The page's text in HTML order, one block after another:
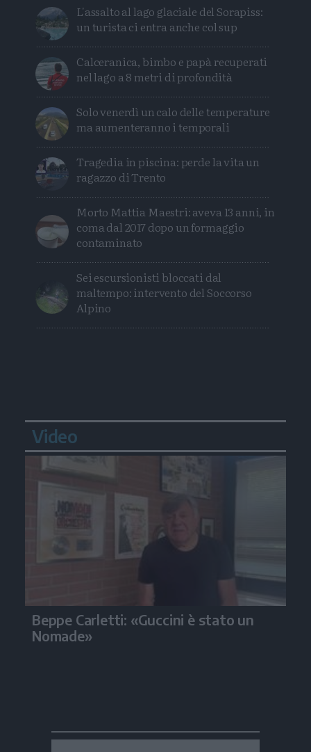
L'assalto al lago glaciale del Sorapiss:
un turista ci entra anche col sup
Calceranica, bimbo e papà recuperati
nel lago a 8 metri di profondità
Solo venerdì un calo delle temperature
ma aumenteranno i temporali
Tragedia in piscina: perde la vita un
ragazzo di Trento
Morto Mattia Maestri: aveva 13 anni, in
coma dal 2017 dopo un formaggio
contaminato
Sei escursionisti bloccati dal
maltempo: intervento del Soccorso
Alpino
Video
Beppe Carletti: «Guccini è stato un
Nomade»